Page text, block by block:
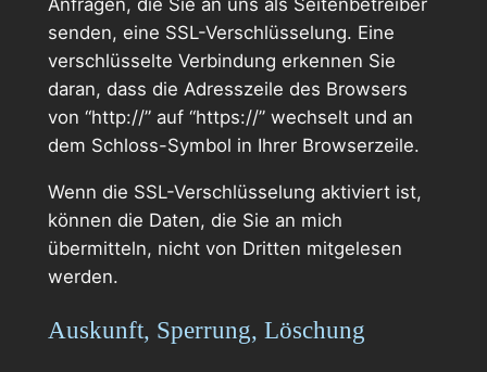
senden, eine SSL-Verschlüsselung. Eine
verschlüsselte Verbindung erkennen Sie
daran, dass die Adresszeile des Browsers
von “http://” auf “https://” wechselt und an
dem Schloss-Symbol in Ihrer Browserzeile.
Wenn die SSL-Verschlüsselung aktiviert ist,
können die Daten, die Sie an mich
übermitteln, nicht von Dritten mitgelesen
werden.
Auskunft, Sperrung, Löschung